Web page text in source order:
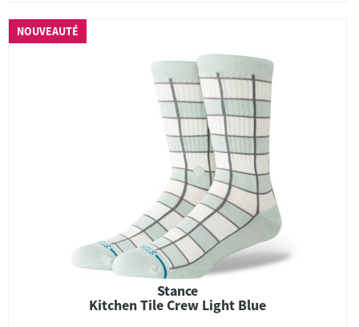
NOUVEAUTÉ
Stance
Kitchen Tile Crew Light Blue